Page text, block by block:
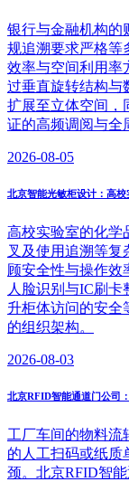
银行与金融机构的
规追溯要求严格等
效率与空间利用率
过垂直旋转结构与
扩展至立体空间，
证的高频调阅与全
2026-08-05
北京智能光敏柜设计：高
高校实验室的化学
叉及使用追溯等复
顾安全性与操作效
人脸识别与IC刷
升柜体访问的安全
的组织架构。
2026-08-03
北京RFID智能通道门公司
工厂车间的物料流
的人工扫码或纸质
颈。北京RFID智